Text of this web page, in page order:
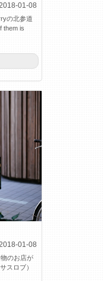
01-08
の北参道
them is
01-08
のお店が
スロブ）